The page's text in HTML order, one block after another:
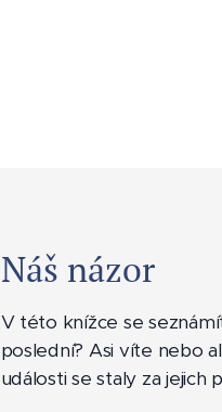
Náš názor
V této knížce se
poslední? Asi víte nebo
události se staly za jejich